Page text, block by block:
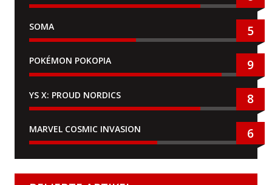
SOMA 5
POKÉMON POKOPIA 9
YS X: PROUD NORDICS 8
MARVEL COSMIC INVASION 6